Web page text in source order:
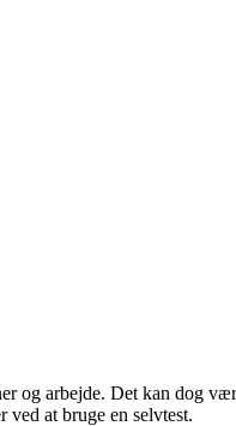
og arbejde. Det kan dog
at bruge en selvtest.